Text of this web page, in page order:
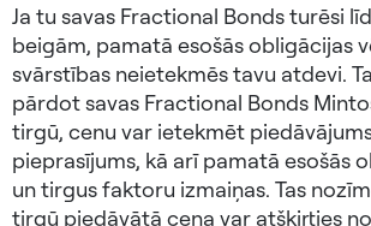
Ja tu savas Fractional Bonds turēsi
beigām, pamatā esošās obligācijas
svārstības neietekmēs tavu atdevi.
pārdot savas Fractional Bonds
tirgū, cenu var ietekmēt
pieprasījums, kā arī pamatā esošās
un tirgus faktoru izmaiņas. Tas
tirgū piedāvātā cena var atšķirties